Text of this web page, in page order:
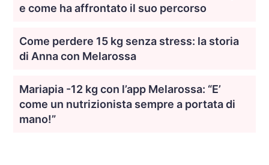
e come ha affrontato il suo percorso
Come perdere 15 kg senza stress: la storia
di Anna con Melarossa
Mariapia -12 kg con l’app Melarossa: “E’
come un nutrizionista sempre a portata di
mano!”